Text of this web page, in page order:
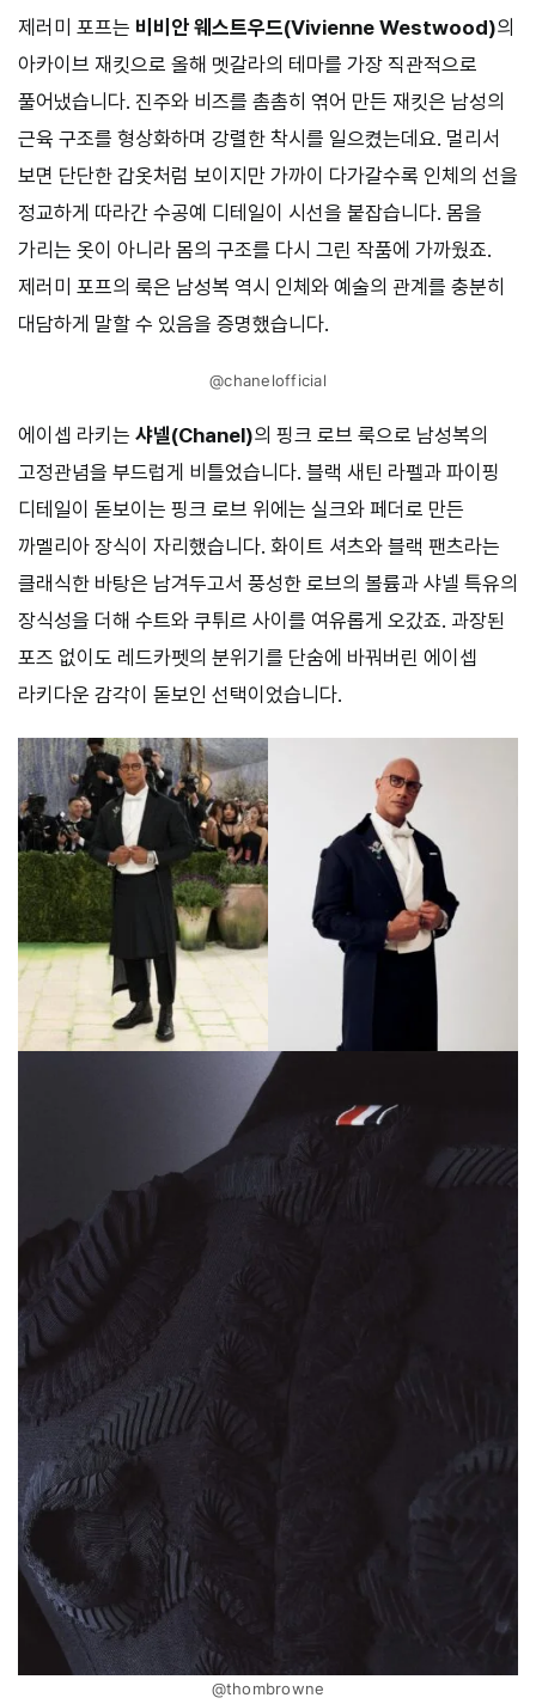
제러미 포프는 비비안 웨스트우드(Vivienne Westwood)의
아카이브 재킷으로 올해 멧갈라의 테마를 가장 직관적으로
풀어냈습니다. 진주와 비즈를 촘촘히 엮어 만든 재킷은 남성의
근육 구조를 형상화하며 강렬한 착시를 일으켰는데요. 멀리서
보면 단단한 갑옷처럼 보이지만 가까이 다가갈수록 인체의 선을
정교하게 따라간 수공예 디테일이 시선을 붙잡습니다. 몸을
가리는 옷이 아니라 몸의 구조를 다시 그린 작품에 가까웠죠.
제러미 포프의 룩은 남성복 역시 인체와 예술의 관계를 충분히
대담하게 말할 수 있음을 증명했습니다.
@chanelofficial
에이셉 라키는 샤넬(Chanel)의 핑크 로브 룩으로 남성복의
고정관념을 부드럽게 비틀었습니다. 블랙 새틴 라펠과 파이핑
디테일이 돋보이는 핑크 로브 위에는 실크와 페더로 만든
까멜리아 장식이 자리했습니다. 화이트 셔츠와 블랙 팬츠라는
클래식한 바탕은 남겨두고서 풍성한 로브의 볼륨과 샤넬 특유의
장식성을 더해 수트와 쿠튀르 사이를 여유롭게 오갔죠. 과장된
포즈 없이도 레드카펫의 분위기를 단숨에 바꿔버린 에이셉
라키다운 감각이 돋보인 선택이었습니다.
@thombrowne